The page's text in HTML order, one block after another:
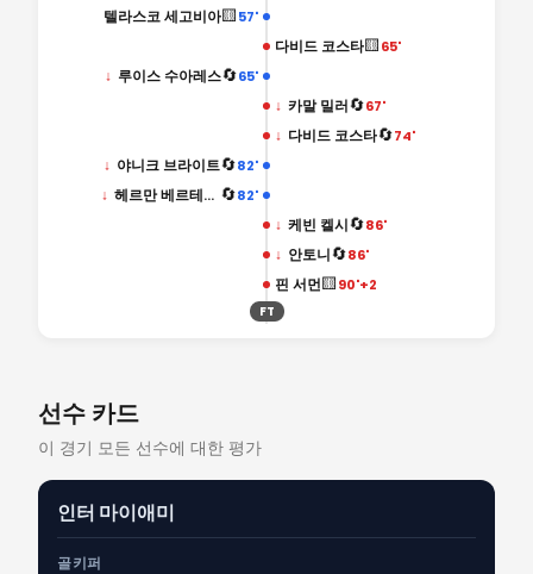
57'
🟨
텔라스코 세고비아
다비드 코스타🟨65'
65'
🔄
↓ 루이스 수아레스
↓ 카말 밀러🔄67'
↓ 다비드 코스타🔄74'
82'
🔄
↓ 야니크 브라이트
82'
🔄
↓ 헤르만 베르테라메
↓ 케빈 켈시🔄86'
↓ 안토니🔄86'
핀 서먼🟨90'+2
FT
선수 카드
이 경기 모든 선수에 대한 평가
인터 마이애미
골키퍼